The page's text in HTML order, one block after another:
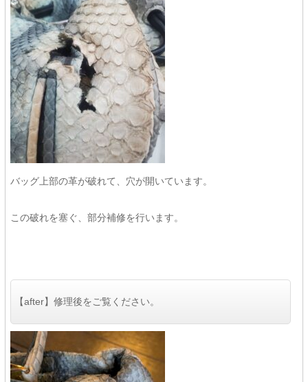
バッグ上部の革が破れて、穴が開いています。
この破れを塞ぐ、部分補修を行います。
【after】修理後をご覧ください。